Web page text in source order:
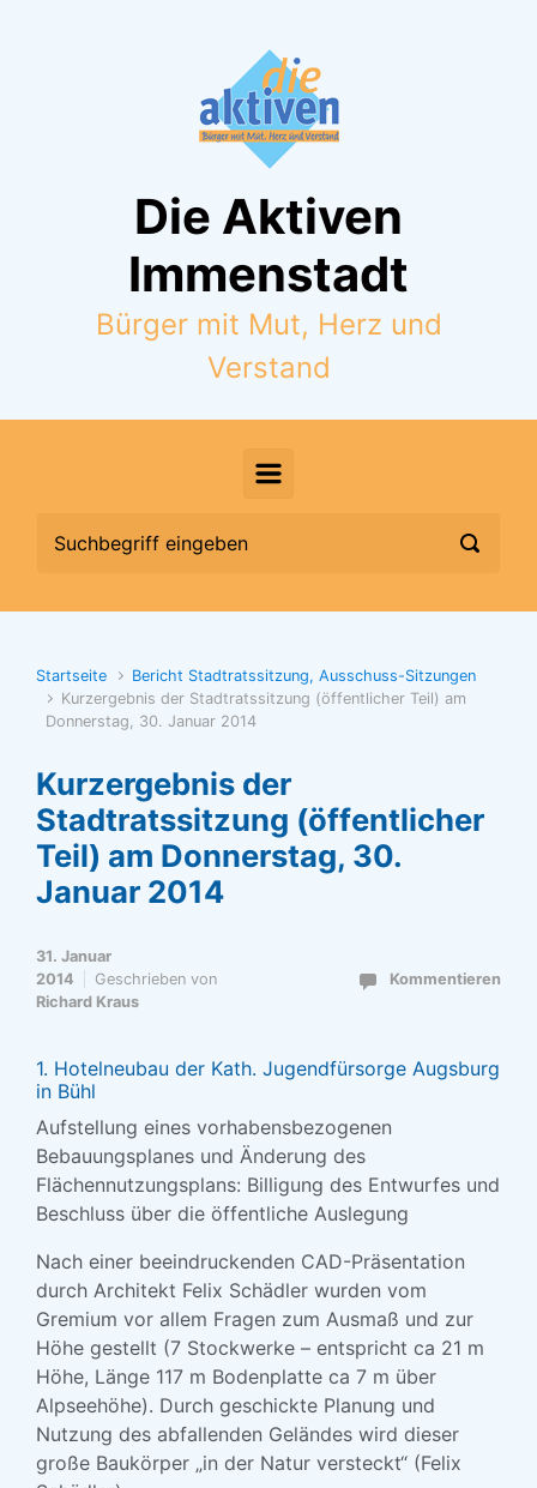
Die Aktiven
Immenstadt
Bürger mit Mut, Herz und
Verstand
Startseite
Bericht Stadtratssitzung, Ausschuss-Sitzungen
Kurzergebnis der Stadtratssitzung (öffentlicher Teil) am
Donnerstag, 30. Januar 2014
Kurzergebnis der
Stadtratssitzung (öffentlicher
Teil) am Donnerstag, 30.
Januar 2014
31. Januar
2014
Geschrieben von
Richard Kraus
Kommentieren
1. Hotelneubau der Kath. Jugendfürsorge Augsburg
in Bühl
Aufstellung eines vorhabensbezogenen
Bebauungsplanes und Änderung des
Flächennutzungsplans: Billigung des Entwurfes und
Beschluss über die öffentliche Auslegung
Nach einer beeindruckenden CAD-Präsentation
durch Architekt Felix Schädler wurden vom
Gremium vor allem Fragen zum Ausmaß und zur
Höhe gestellt (7 Stockwerke – entspricht ca 21 m
Höhe, Länge 117 m Bodenplatte ca 7 m über
Alpseehöhe). Durch geschickte Planung und
Nutzung des abfallenden Geländes wird dieser
große Baukörper „in der Natur versteckt“ (Felix